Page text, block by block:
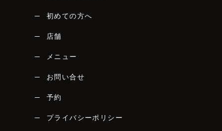
愛知県名古屋市中区金山二丁目6番6号
初めての方へ
店舗
メニュー
お問い合せ
予約
プライバシーポリシー